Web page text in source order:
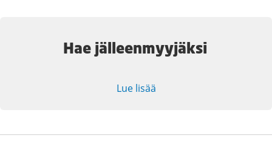
Hae jälleenmyyjäksi
Lue lisää